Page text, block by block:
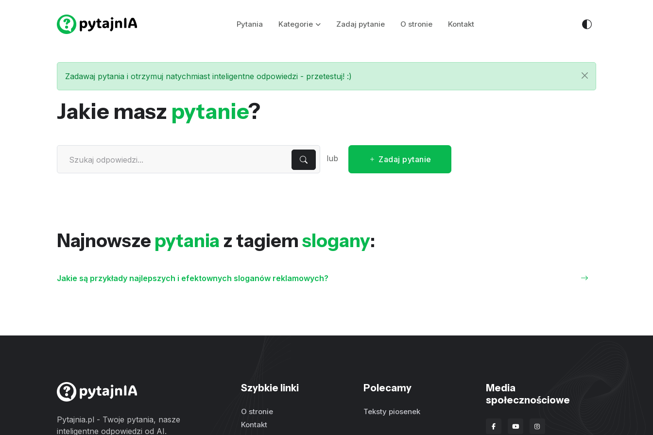
Pytania Kategorie Zadaj pytanie O stronie Kontakt
Zadawaj pytania i otrzymuj natychmiast inteligentne odpowiedzi - przetestuj! :)
Jakie masz pytanie?
lub Zadaj pytanie
Najnowsze pytania z tagiemslogany:
Jakie są przykłady najlepszych i efektownych sloganów reklamowych?
Pytajnia.pl - Twoje pytania, nasze
inteligentne odpowiedzi od AI.
Szybkie linki
O stronie
Kontakt
Polecamy
Teksty piosenek
Media
społecznościowe